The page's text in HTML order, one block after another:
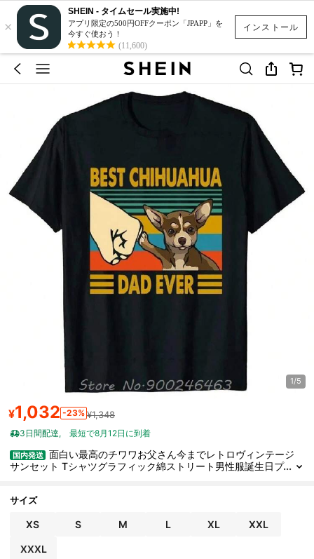
インストール
×
SHEIN - タイムセール実施中!
アプリ限定の500円OFFクーポン「JPAPP」を
今すぐ使おう！
(11,600)
1/5
¥1,032 -23% ¥1,348
3日間配達 最短で8月12日に到着
国内発送
面白い最高のチワワお父さん今までレトロヴィンテージ
サンセット Tシャツグラフィック綿ストリート男性服誕生日プ
サイズ
XS S M L XL XXL
XXXL